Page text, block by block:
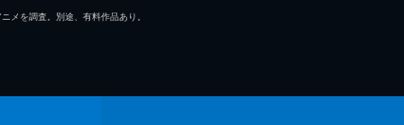
を調査。別途、有料作品あり。